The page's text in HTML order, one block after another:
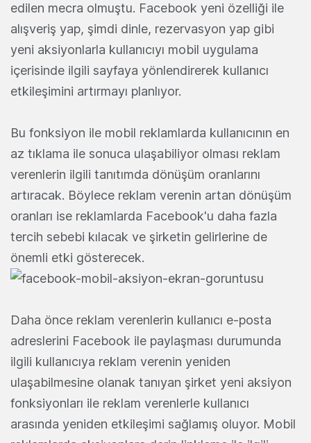
edilen mecra olmuştu. Facebook yeni özelliği ile
alışveriş yap, şimdi dinle, rezervasyon yap gibi
yeni aksiyonlarla kullanıcıyı mobil uygulama
içerisinde ilgili sayfaya yönlendirerek kullanıcı
etkileşimini artırmayı planlıyor.
Bu fonksiyon ile mobil reklamlarda kullanıcının en
az tıklama ile sonuca ulaşabiliyor olması reklam
verenlerin ilgili tanıtımda dönüşüm oranlarını
artıracak. Böylece reklam verenin artan dönüşüm
oranları ise reklamlarda Facebook'u daha fazla
tercih sebebi kılacak ve şirketin gelirlerine de
önemli etki gösterecek.
Daha önce reklam verenlerin kullanıcı e-posta
adreslerini Facebook ile paylaşması durumunda
ilgili kullanıcıya reklam verenin yeniden
ulaşabilmesine olanak tanıyan şirket yeni aksiyon
fonksiyonları ile reklam verenlerle kullanıcı
arasında yeniden etkileşimi sağlamış oluyor. Mobil